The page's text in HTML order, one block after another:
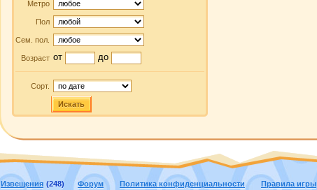
Метро
Пол
Сем. пол.
Возраст от до
Сорт.
Искать
Извещения (248) Форум Политика конфиденциальности Правила игры